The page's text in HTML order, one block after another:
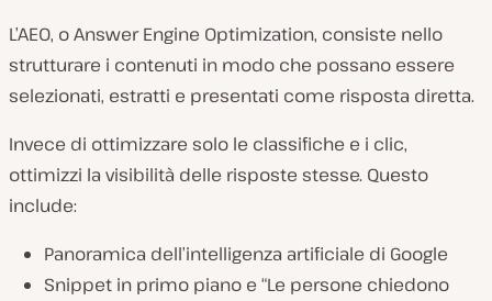
L’AEO, o Answer Engine Optimization, consiste nello
strutturare i contenuti in modo che possano essere
selezionati, estratti e presentati come risposta diretta.
Invece di ottimizzare solo le classifiche e i clic,
ottimizzi la visibilità delle risposte stesse. Questo
include:
Panoramica dell’intelligenza artificiale di Google
Snippet in primo piano e “Le persone chiedono